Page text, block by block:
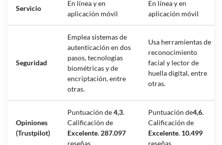
Servicio
En línea y en
aplicación móvil
En línea y en
aplicación móvil
Seguridad
Emplea sistemas de
autenticación en dos
pasos, tecnologías
biométricas y de
encriptación, entre
otras.
Usa herramientas de
reconocimiento
facial y lector de
huella digital, entre
otras.
Opiniones
(Trustpilot)
Puntuación de4,3.
Calificación de
Excelente. 287.097
reseñas.
Puntuación de4,6.
Calificación de
Excelente. 10.499
reseñas.